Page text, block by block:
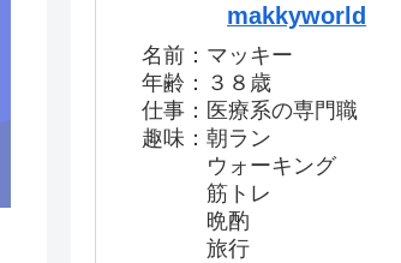
makkyworld
名前：マッキー
年齢：３８歳
仕事：医療系の専門職
趣味：朝ラン
ウォーキング
筋トレ
晩酌
旅行